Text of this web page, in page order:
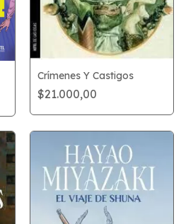
Crímenes Y Castigos
$21.000,00